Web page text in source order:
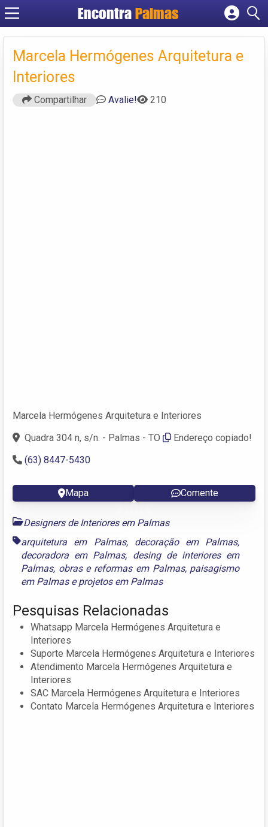
Encontra Palmas
Cadastrar empresa
Criar conta
Marcela Hermógenes Arquitetura e
Interiores
Compartilhar Avalie! 210
Marcela Hermógenes Arquitetura e Interiores
Quadra 304 n, s/n. - Palmas - TO
Endereço copiado!
(63) 8447-5430
Mapa Comente
Designers de Interiores em Palmas
arquitetura em Palmas, decoração em Palmas,
decoradora em Palmas, desing de interiores em
Palmas, obras e reformas em Palmas, paisagismo
em Palmaseprojetos em Palmas
Pesquisas Relacionadas
Whatsapp Marcela Hermógenes Arquitetura e
Interiores
Suporte Marcela Hermógenes Arquitetura e Interiores
Atendimento Marcela Hermógenes Arquitetura e
Interiores
SAC Marcela Hermógenes Arquitetura e Interiores
Contato Marcela Hermógenes Arquitetura e Interiores